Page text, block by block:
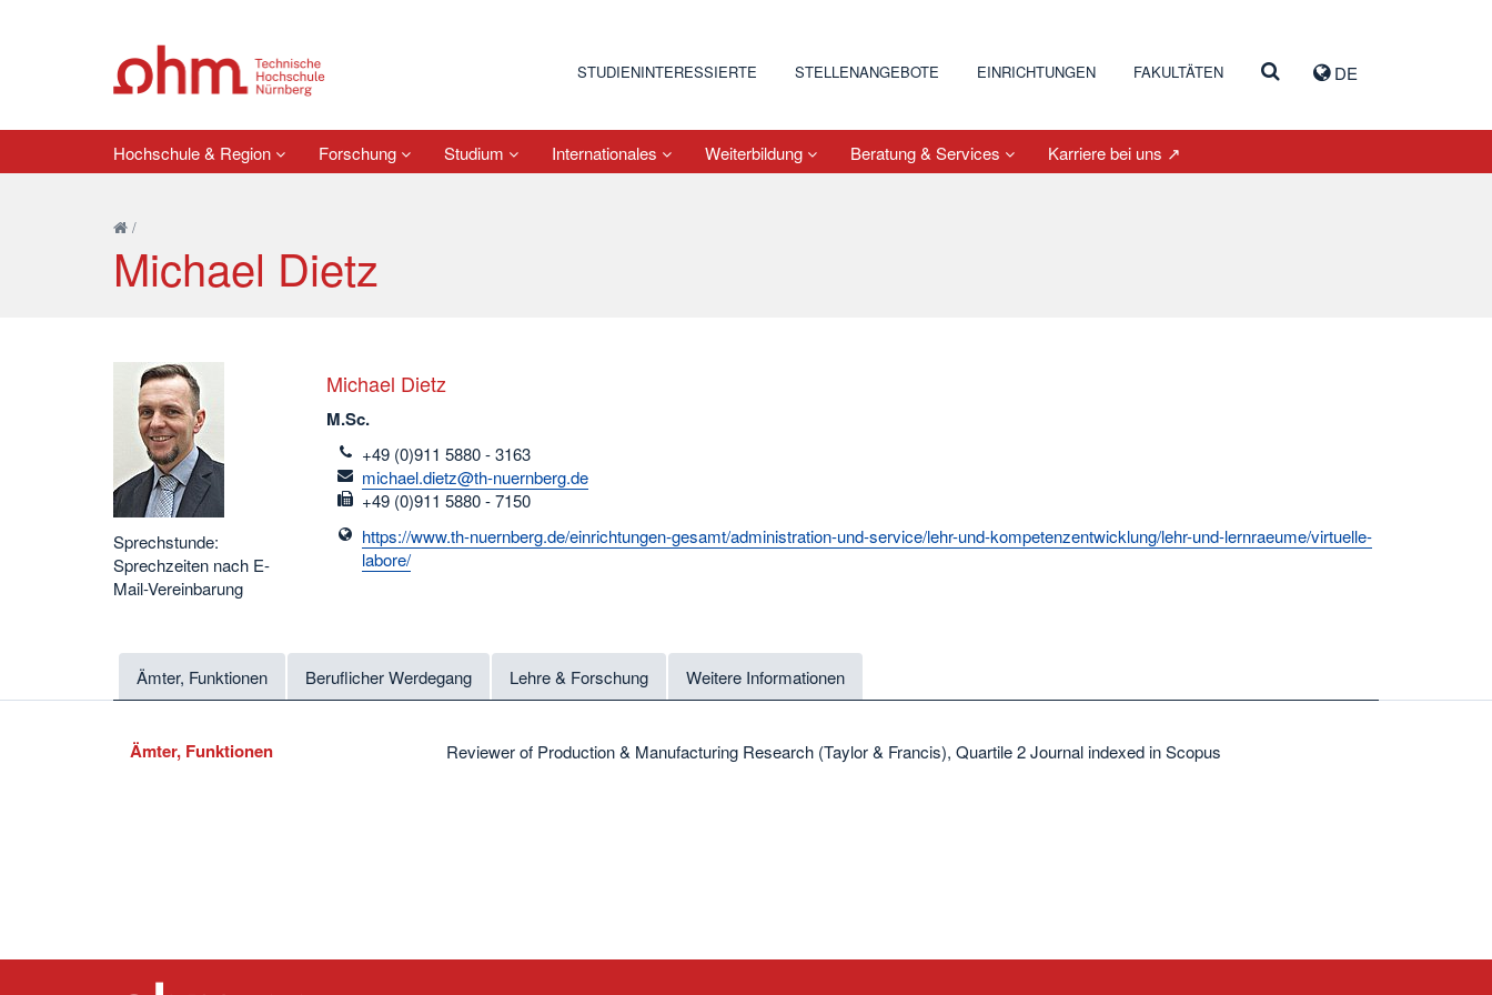
DE
STUDIENINTERESSIERTE STELLENANGEBOTE EINRICHTUNGEN FAKULTÄTEN
Hochschule & Region Forschung Studium Internationales Weiterbildung Beratung & Services Karriere bei uns ↗
/
Michael Dietz
Sprechstunde:
Sprechzeiten nach E-
Mail-Vereinbarung
Michael Dietz
M.Sc.
telefon
+49 (0)911 5880 - 3163
email
michael.dietz@th-nuernberg.de
fax
+49 (0)911 5880 - 7150
https://www.th-nuernberg.de/einrichtungen-gesamt/administration-und-service/lehr-und-kompetenzentwicklung/lehr-und-lernraeume/virtuelle-
labore/
Ämter, Funktionen Beruflicher Werdegang Lehre & Forschung Weitere Informationen
Ämter, Funktionen Reviewer of Production & Manufacturing Research (Taylor & Francis), Quartile 2 Journal indexed in Scopus